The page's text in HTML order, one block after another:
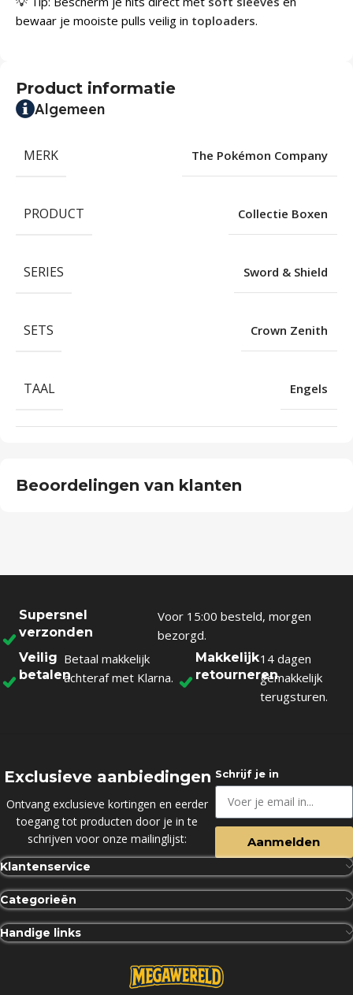
bewaar je mooiste pulls veilig in toploaders.
Product informatie
Algemeen
MERK The Pokémon Company
PRODUCT Collectie Boxen
SERIES Sword & Shield
SETS Crown Zenith
TAAL Engels
Beoordelingen van klanten
Supersnel
verzonden
Voor 15:00 besteld, morgen
bezorgd.
Veilig
betalen
Betaal makkelijk
achteraf met Klarna.
Makkelijk
retourneren
14 dagen
gemakkelijk
terugsturen.
Exclusieve aanbiedingen
Ontvang exclusieve kortingen en eerder
toegang tot producten door je in te
schrijven voor onze mailinglijst:
Schrijf je in
Aanmelden
Klantenservice
Categorieën
Handige links